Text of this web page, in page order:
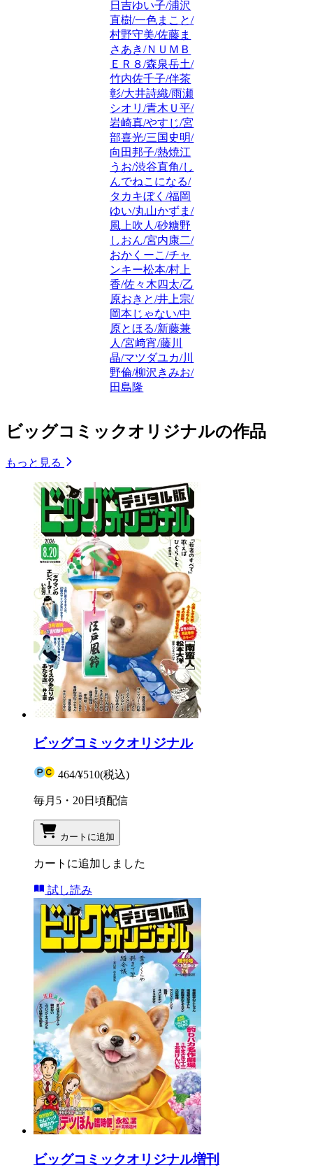
日吉ゆい子/浦沢
直樹/一色まこと/
村野守美/佐藤ま
さあき/ＮＵＭＢ
ＥＲ８/森泉岳土/
竹内佐千子/伴茶
彰/大井詩織/雨瀬
シオリ/青木Ｕ平/
岩崎真/やすじ/宮
部喜光/三国史明/
向田邦子/熱焼江
うお/渋谷直角/し
んでねこになる/
タカキぼく/福岡
ゆい/丸山かずま/
風上吹人/砂糖野
しおん/宮内康二/
おかくーこ/チャ
ンキー松本/村上
香/佐々木四太/乙
原おきと/井上宗/
岡本じゃない/中
原とほる/新藤兼
人/宮﨑宵/藤川
晶/マツダユカ/川
野倫/柳沢きみお/
田島隆
ビッグコミックオリジナルの作品
もっと見る
ビッグコミックオリジナル
464/¥510(税込)
毎月5・20日頃配信
カートに追加
カートに追加しました
試し読み
ビッグコミックオリジナル増刊